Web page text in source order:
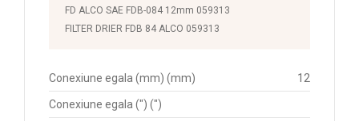
FD ALCO SAE FDB-084 12mm 059313
FILTER DRIER FDB 84 ALCO 059313
Conexiune egala (mm) (mm) 12
Conexiune egala (") (")